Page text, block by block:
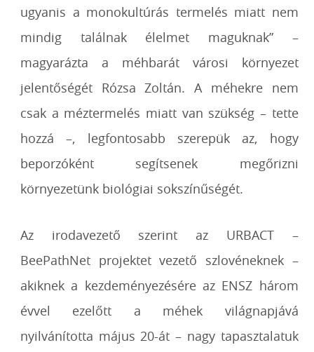
ugyanis a monokultúrás termelés miatt nem
mindig találnak élelmet maguknak” –
magyarázta a méhbarát városi környezet
jelentőségét Rózsa Zoltán. A méhekre nem
csak a méztermelés miatt van szükség – tette
hozzá –, legfontosabb szerepük az, hogy
beporzóként segítsenek megőrizni
környezetünk biológiai sokszínűségét.
Az irodavezető szerint az URBACT –
BeePathNet projektet vezető szlovéneknek –
akiknek a kezdeményezésére az ENSZ három
évvel ezelőtt a méhek világnapjává
nyilvánította május 20-át – nagy tapasztalatuk